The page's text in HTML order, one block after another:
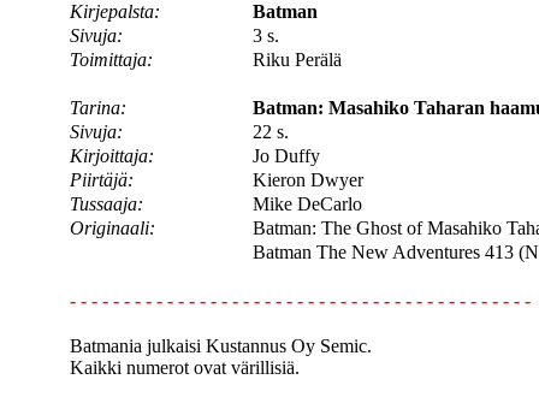
Kirjepalsta:
Batman
Sivuja:
3 s.
Toimittaja:
Riku Perälä
Tarina:
Batman: Masahiko Taharan
Sivuja:
22 s.
Kirjoittaja:
Jo Duffy
Piirtäjä:
Kieron Dwyer
Tussaaja:
Mike DeCarlo
Originaali:
Batman: The Ghost of Masahiko
Batman The New Adventures 413
- - - - - - - - - - - - - - - - - - - - - - - - - - - - - - - - - - - - - - - - - - -
Batmania julkaisi Kustannus Oy Semic.
Kaikki numerot ovat värillisiä.